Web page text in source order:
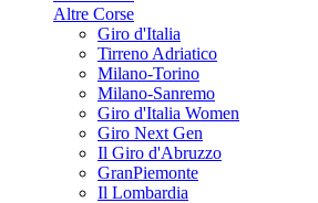
Altre Corse
Giro d'Italia
Tirreno Adriatico
Milano-Torino
Milano-Sanremo
Giro d'Italia Women
Giro Next Gen
Il Giro d'Abruzzo
GranPiemonte
Il Lombardia